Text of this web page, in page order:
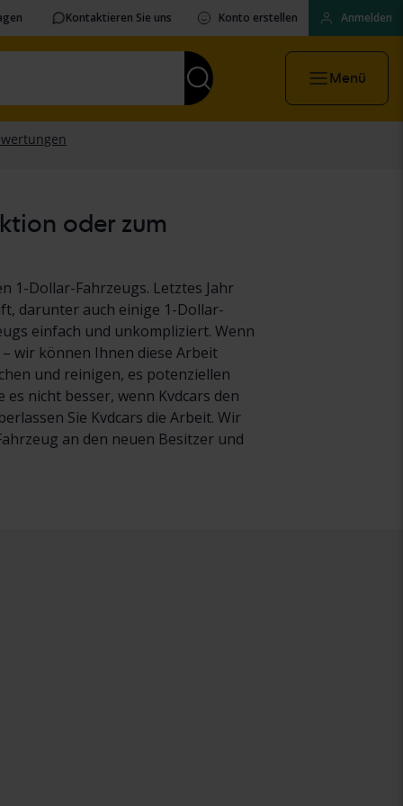
Kontaktieren Sie uns Konto erstellen Anmelden
Menü
oder zum
1-Dollar-Fahrzeugs. Letztes Jahr
darunter auch einige 1-Dollar-
einfach und unkompliziert. Wenn
wir können Ihnen diese Arbeit
und reinigen, es potenziellen
nicht besser, wenn Kvdcars den
Sie Kvdcars die Arbeit. Wir
an den neuen Besitzer und